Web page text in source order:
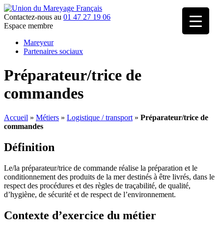
Contactez-nous au 01 47 27 19 06
Espace membre
Mareyeur
Partenaires sociaux
Préparateur/trice de
commandes
Accueil » Métiers » Logistique / transport » Préparateur/trice de
commandes
Définition
Le/la préparateur/trice de commande réalise la préparation et le
conditionnement des produits de la mer destinés à être livrés, dans le
respect des procédures et des règles de traçabilité, de qualité,
d’hygiène, de sécurité et de respect de l’environnement.
Contexte d’exercice du métier